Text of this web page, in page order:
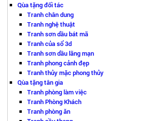
Qùa tặng đối tác
Tranh chân dung
Tranh nghệ thuật
Tranh sơn dầu bát mã
Tranh của sổ 3d
Tranh sơn dầu lãng mạn
Tranh phong cảnh đẹp
Tranh thủy mặc phong thủy
Qùa tặng tân gia
Tranh phòng làm việc
Tranh Phòng Khách
Tranh phòng ăn